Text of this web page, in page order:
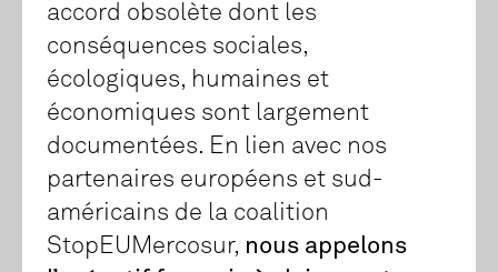
accord obsolète dont les
conséquences sociales,
écologiques, humaines et
économiques sont largement
documentées. En lien avec nos
partenaires européens et sud-
américains de la coalition
StopEUMercosur, nous appelons